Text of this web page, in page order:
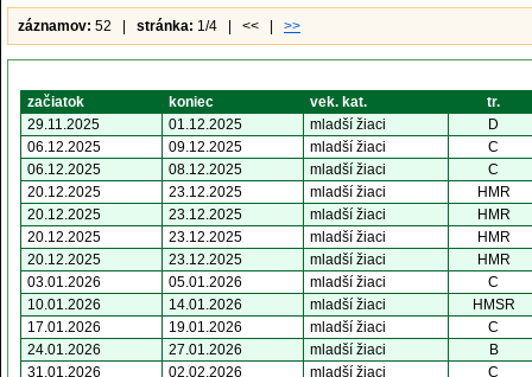
záznamov: 52 | stránka: 1/4 | << | >>
začiatok koniec vek. kat.
tr.
29.11.2025
01.12.2025 mladší žiaci
D
06.12.2025
09.12.2025 mladší žiaci
C
06.12.2025
08.12.2025 mladší žiaci
C
20.12.2025
23.12.2025 mladší žiaci
HMR
20.12.2025
23.12.2025 mladší žiaci
HMR
20.12.2025
23.12.2025 mladší žiaci
HMR
20.12.2025
23.12.2025 mladší žiaci
HMR
03.01.2026
05.01.2026 mladší žiaci
C
10.01.2026
14.01.2026 mladší žiaci
HMSR
17.01.2026
19.01.2026 mladší žiaci
C
24.01.2026
27.01.2026 mladší žiaci
B
31.01.2026
02.02.2026 mladší žiaci
C